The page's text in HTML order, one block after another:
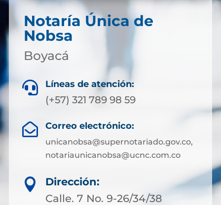
Notaría Única de
Nobsa
Boyacá
 Líneas de atención:
(+57) 321 789 98 59
 Correo electrónico:
unicanobsa@supernotariado.gov.co,
notariaunicanobsa@ucnc.com.co

Dirección:
Calle. 7 No. 9-26/34/38